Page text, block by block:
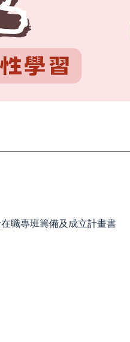
職專班籌備及成立計畫書